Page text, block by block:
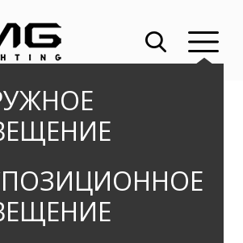
» ПРОЖЕКТОРЫ